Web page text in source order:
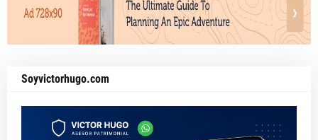
Soyvictorhugo.com